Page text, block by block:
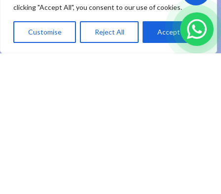
clicking "Accept All", you consent to our use of cookies.
Customise Reject All Accept All